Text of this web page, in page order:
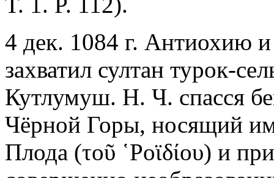
4 дек. 1084 г. Антиохию
захватил султан турок-
Кутлумуш. Н. Ч. спасся
Чёрной Горы, носящий
Плода (τοῦ ῾Ροϊδίου) и